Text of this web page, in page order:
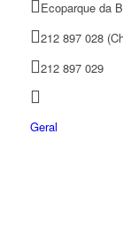
Ecoparque da
212 897 028
212 897 029
Geral